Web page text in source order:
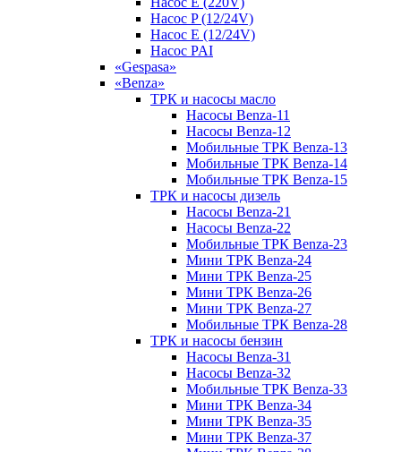
Насос P (12/24V)
Насос E (12/24V)
Насос PAI
«Gespasa»
«Benza»
ТРК и насосы масло
Насосы Benza-11
Насосы Benza-12
Мобильные ТРК Benza-13
Мобильные ТРК Benza-14
Мобильные ТРК Benza-15
ТРК и насосы дизель
Насосы Benza-21
Насосы Benza-22
Мобильные ТРК Benza-23
Мини ТРК Benza-24
Мини ТРК Benza-25
Мини ТРК Benza-26
Мини ТРК Benza-27
Мобильные ТРК Benza-28
ТРК и насосы бензин
Насосы Benza-31
Насосы Benza-32
Мобильные ТРК Benza-33
Мини ТРК Benza-34
Мини ТРК Benza-35
Мини ТРК Benza-37